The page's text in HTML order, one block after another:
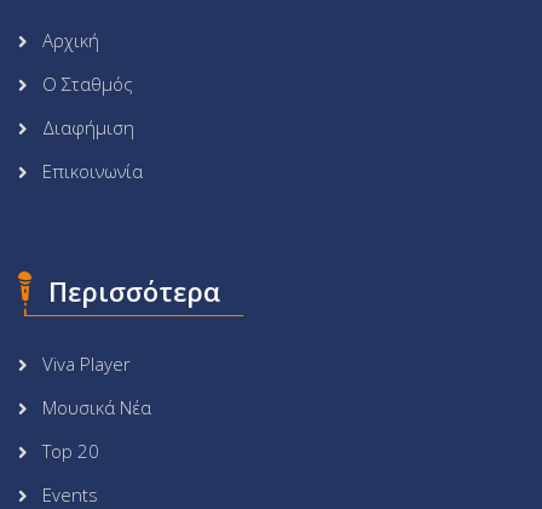
Αρχική
Ο Σταθμός
Διαφήμιση
Επικοινωνία
Περισσότερα
Viva Player
Μουσικά Νέα
Top 20
Events